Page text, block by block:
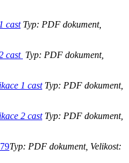
castTyp: PDF dokument,
cast Typ: PDF dokument,
1 castTyp: PDF dokument,
2 castTyp: PDF dokument,
Typ: PDF dokument, Velikost: